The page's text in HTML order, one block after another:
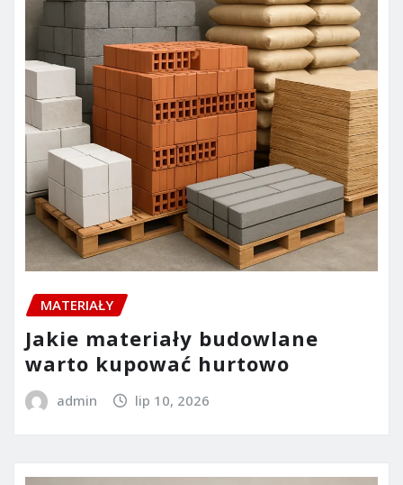
MATERIAŁY
Jakie materiały budowlane
warto kupować hurtowo
admin lip 10, 2026